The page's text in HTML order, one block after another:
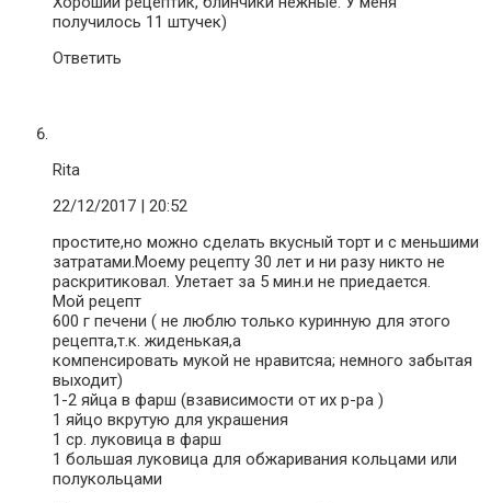
получилось 11 штучек)
Ответить
Rita
22/12/2017 | 20:52
простите,но можно сделать вкусный торт и с меньшими
затратами.Моему рецепту 30 лет и ни разу никто не
раскритиковал. Улетает за 5 мин.и не приедается.
Мой рецепт
600 г печени ( не люблю только куринную для этого
рецепта,т.к. жиденькая,а
компенсировать мукой не нравитсяа; немного забытая
выходит)
1-2 яйца в фарш (взависимости от их р-ра )
1 яйцо вкрутую для украшения
1 ср. луковица в фарш
1 большая луковица для обжаривания кольцами или
полукольцами